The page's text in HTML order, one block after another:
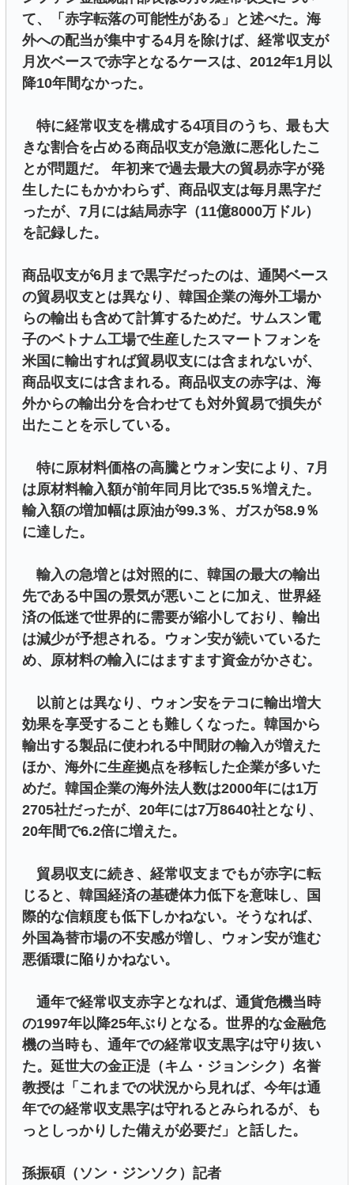
て、「赤字転落の可能性がある」と述べた。海
外への配当が集中する4月を除けば、経常収支が
月次ベースで赤字となるケースは、2012年1月以
降10年間なかった。
特に経常収支を構成する4項目のうち、最も大
きな割合を占める商品収支が急激に悪化したこ
とが問題だ。 年初来で過去最大の貿易赤字が発
生したにもかかわらず、商品収支は毎月黒字だ
ったが、7月には結局赤字（11億8000万ドル）
を記録した。
商品収支が6月まで黒字だったのは、通関ベース
の貿易収支とは異なり、韓国企業の海外工場か
らの輸出も含めて計算するためだ。サムスン電
子のベトナム工場で生産したスマートフォンを
米国に輸出すれば貿易収支には含まれないが、
商品収支には含まれる。商品収支の赤字は、海
外からの輸出分を合わせても対外貿易で損失が
出たことを示している。
特に原材料価格の高騰とウォン安により、7月
は原材料輸入額が前年同月比で35.5％増えた。
輸入額の増加幅は原油が99.3％、ガスが58.9％
に達した。
輸入の急増とは対照的に、韓国の最大の輸出
先である中国の景気が悪いことに加え、世界経
済の低迷で世界的に需要が縮小しており、輸出
は減少が予想される。ウォン安が続いているた
め、原材料の輸入にはますます資金がかさむ。
以前とは異なり、ウォン安をテコに輸出増大
効果を享受することも難しくなった。韓国から
輸出する製品に使われる中間財の輸入が増えた
ほか、海外に生産拠点を移転した企業が多いた
めだ。韓国企業の海外法人数は2000年には1万
2705社だったが、20年には7万8640社となり、
20年間で6.2倍に増えた。
貿易収支に続き、経常収支までもが赤字に転
じると、韓国経済の基礎体力低下を意味し、国
際的な信頼度も低下しかねない。そうなれば、
外国為替市場の不安感が増し、ウォン安が進む
悪循環に陥りかねない。
通年で経常収支赤字となれば、通貨危機当時
の1997年以降25年ぶりとなる。世界的な金融危
機の当時も、通年での経常収支黒字は守り抜い
た。延世大の金正湜（キム・ジョンシク）名誉
教授は「これまでの状況から見れば、今年は通
年での経常収支黒字は守れるとみられるが、も
っとしっかりした備えが必要だ」と話した。
孫振碩（ソン・ジンソク）記者